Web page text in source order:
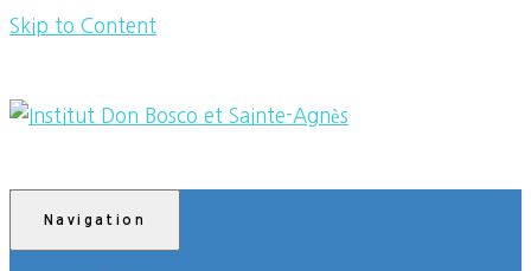
Skip to Content
Institut Don Bosco
et Sainte-Agnès
Navigation